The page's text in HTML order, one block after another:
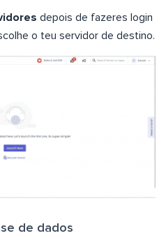
depois de fazeres login
o teu servidor de destino.
de dados